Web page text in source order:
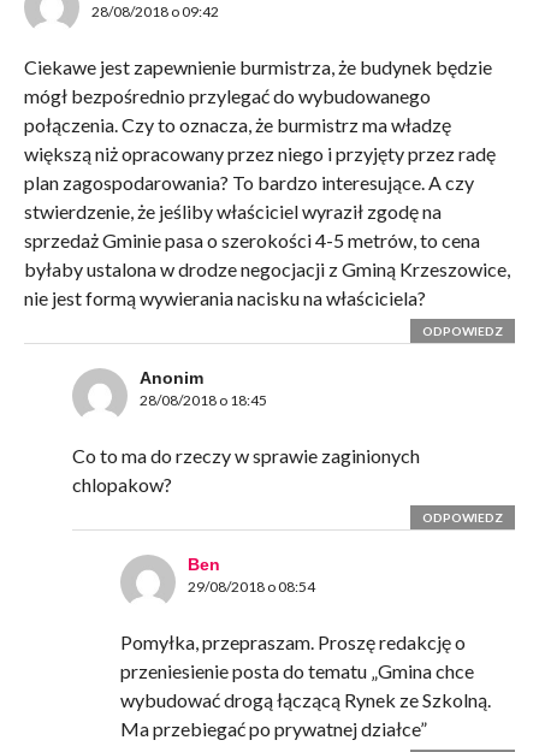
28/08/2018 o 09:42
Ciekawe jest zapewnienie burmistrza, że budynek będzie
mógł bezpośrednio przylegać do wybudowanego
połączenia. Czy to oznacza, że burmistrz ma władzę
większą niż opracowany przez niego i przyjęty przez radę
plan zagospodarowania? To bardzo interesujące. A czy
stwierdzenie, że jeśliby właściciel wyraził zgodę na
sprzedaż Gminie pasa o szerokości 4-5 metrów, to cena
byłaby ustalona w drodze negocjacji z Gminą Krzeszowice,
nie jest formą wywierania nacisku na właściciela?
ODPOWIEDZ
Anonim
28/08/2018 o 18:45
Co to ma do rzeczy w sprawie zaginionych
chlopakow?
ODPOWIEDZ
Ben
29/08/2018 o 08:54
Pomyłka, przepraszam. Proszę redakcję o
przeniesienie posta do tematu „Gmina chce
wybudować drogą łączącą Rynek ze Szkolną.
Ma przebiegać po prywatnej działce”